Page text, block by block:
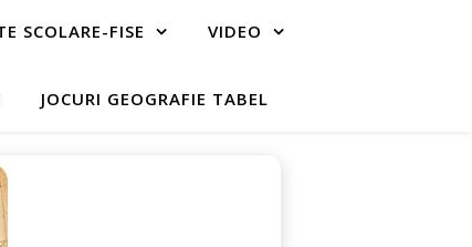
SCOLARE-FISE VIDEO
JOCURI GEOGRAFIE TABEL